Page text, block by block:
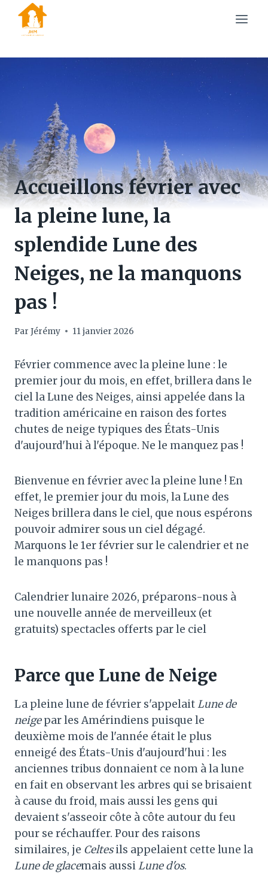
content
Accueillons février avec
la pleine lune, la
splendide Lune des
Neiges, ne la manquons
pas !
Par Jérémy 11 janvier 2026
Février commence avec la pleine lune : le
premier jour du mois, en effet, brillera dans le
ciel la Lune des Neiges, ainsi appelée dans la
tradition américaine en raison des fortes
chutes de neige typiques des États-Unis
d'aujourd'hui à l'époque. Ne le manquez pas !
Bienvenue en février avec la pleine lune ! En
effet, le premier jour du mois, la Lune des
Neiges brillera dans le ciel, que nous espérons
pouvoir admirer sous un ciel dégagé.
Marquons le 1er février sur le calendrier et ne
le manquons pas !
Calendrier lunaire 2026, préparons-nous à
une nouvelle année de merveilleux (et
gratuits) spectacles offerts par le ciel
Parce que Lune de Neige
La pleine lune de février s'appelaitLune de
neigepar les Amérindiens puisque le
deuxième mois de l'année était le plus
enneigé des États-Unis d'aujourd'hui : les
anciennes tribus donnaient ce nom à la lune
en fait en observant les arbres qui se brisaient
à cause du froid, mais aussi les gens qui
devaient s'asseoir côte à côte autour du feu
pour se réchauffer. Pour des raisons
similaires, je Celtesils appelaient cette lune la
Lune de glacemais aussiLune d'os.